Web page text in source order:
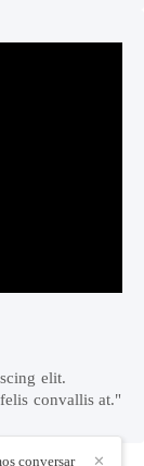
elit.
convallis at."
✕
conversar